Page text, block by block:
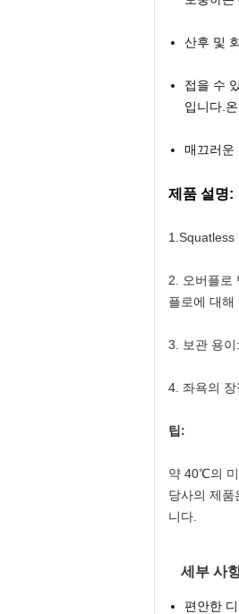
산후 및
접을 수
입니다.
매끄러운
제품 설명:
1.Squatless
2. 오버플로
플로에 대해
3. 보관 용
4. 좌욕의
팁:
약 40℃의
당사의 제품
니다.
세부 사
편안한